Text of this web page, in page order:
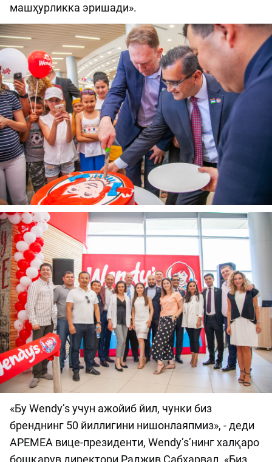
машҳурликка эришади».
«Бу Wendy’s учун ажойиб йил, чунки биз
бренднинг 50 йиллигини нишонлаяпмиз», - деди
APEMEA вице-президенти, Wendy’s’нинг халқаро
бошқарув директори Раджив Сабхарвал. «Биз